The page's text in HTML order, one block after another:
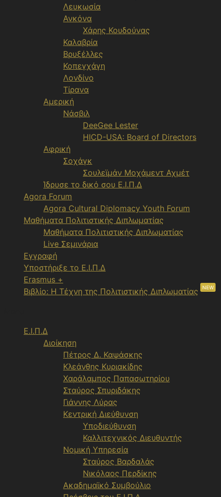
Λευκωσία
Ανκόνα
Χάρης Κουδούνας
Καλαβρία
Βρυξέλλες
Κοπεγχάγη
Λονδίνο
Τίρανα
Αμερική
Νάσβιλ
DeeGee Lester
HICD-USA: Board of Directors
Αφρική
Σοχάγκ
Σουλεϊμάν Μοχάμεντ Αχμέτ
Ίδρυσε το δικό σου Ε.Ι.Π.Δ
Agora Forum
Agora Cultural Diplomacy Youth Forum
Μαθήματα Πολιτιστικής Διπλωματίας
Μαθήματα Πολιτιστικής Διπλωματίας
Live Σεμινάρια
Εγγραφή
Υποστήριξε το Ε.Ι.Π.Δ
Erasmus +
Βιβλίο: Η Τέχνη της Πολιτιστικής Διπλωματίας
NEW
Ε.Ι.Π.Δ
Διοίκηση
Πέτρος Δ. Καψάσκης
Κλεάνθης Κυριακίδης
Χαράλαμπος Παπασωτηρίου
Σταύρος Σπυριδάκης
Γιάννης Λύρας
Κεντρική Διεύθυνση
Υποδιεύθυνση
Καλλιτεχνικός Διευθυντής
Νομική Υπηρεσία
Σταύρος Βαρδαλάς
Νικόλαος Περδίκης
Ακαδημαϊκό Συμβούλιο